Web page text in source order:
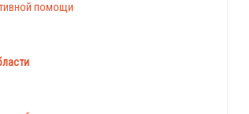
помощи